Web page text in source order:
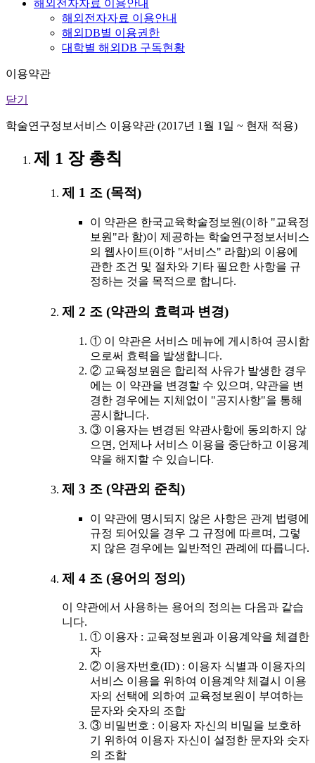
해외전자자료 이용안내
해외전자자료 이용안내
해외DB별 이용권한
대학별 해외DB 구독현황
이용약관
닫기
학술연구정보서비스 이용약관 (2017년 1월 1일 ~ 현재 적용)
제 1 장 총칙
제 1 조 (목적)
이 약관은 한국교육학술정보원(이하 "교육정
보원"라 함)이 제공하는 학술연구정보서비스
의 웹사이트(이하 "서비스" 라함)의 이용에
관한 조건 및 절차와 기타 필요한 사항을 규
정하는 것을 목적으로 합니다.
제 2 조 (약관의 효력과 변경)
① 이 약관은 서비스 메뉴에 게시하여 공시함
으로써 효력을 발생합니다.
② 교육정보원은 합리적 사유가 발생한 경우
에는 이 약관을 변경할 수 있으며, 약관을 변
경한 경우에는 지체없이 "공지사항"을 통해
공시합니다.
③ 이용자는 변경된 약관사항에 동의하지 않
으면, 언제나 서비스 이용을 중단하고 이용계
약을 해지할 수 있습니다.
제 3 조 (약관외 준칙)
이 약관에 명시되지 않은 사항은 관계 법령에
규정 되어있을 경우 그 규정에 따르며, 그렇
지 않은 경우에는 일반적인 관례에 따릅니다.
제 4 조 (용어의 정의)
이 약관에서 사용하는 용어의 정의는 다음과 같습
니다.
① 이용자 : 교육정보원과 이용계약을 체결한
자
② 이용자번호(ID) : 이용자 식별과 이용자의
서비스 이용을 위하여 이용계약 체결시 이용
자의 선택에 의하여 교육정보원이 부여하는
문자와 숫자의 조합
③ 비밀번호 : 이용자 자신의 비밀을 보호하
기 위하여 이용자 자신이 설정한 문자와 숫자
의 조합